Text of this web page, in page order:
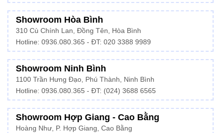
Showroom Hòa Bình
310 Cù Chính Lan, Đồng Tên, Hòa Bình
Hotline: 0936.080.365 - ĐT: 020 3388 9989
Showroom Ninh Bình
1100 Trần Hưng Đạo, Phú Thành, Ninh Bình
Hotline: 0936.080.365 - ĐT: (024) 3688 6565
Showroom Hợp Giang - Cao Bằng
Hoàng Như, P. Hợp Giang, Cao Bằng